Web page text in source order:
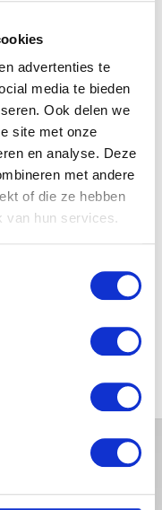
advertenties te
media te bieden
Ook delen we
site met onze
en analyse. Deze
met andere
of die ze hebben
van hun services.
MET HAAR
SHOWT
OP IBIZA